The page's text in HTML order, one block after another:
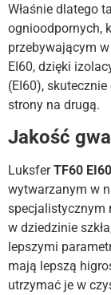
Właśnie dlatego
ognioodpornych,
przebywającym
EI60, dzięki
(EI60),
strony na drugą.
Jakość
LuksferTF60 EI60
wytwarzanym w
specjalistycznym
w dziedzinie
lepszymi
mają lepszą
utrzymać je w